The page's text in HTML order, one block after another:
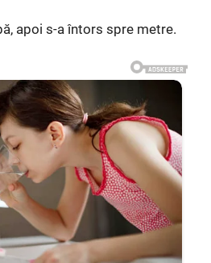
apoi s-a întors spre metre.